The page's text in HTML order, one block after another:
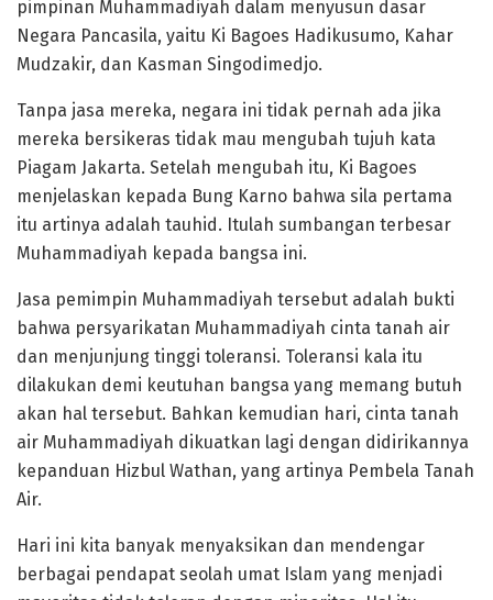
pimpinan Muhammadiyah dalam menyusun dasar
Negara Pancasila, yaitu Ki Bagoes Hadikusumo, Kahar
Mudzakir, dan Kasman Singodimedjo.
Tanpa jasa mereka, negara ini tidak pernah ada jika
mereka bersikeras tidak mau mengubah tujuh kata
Piagam Jakarta. Setelah mengubah itu, Ki Bagoes
menjelaskan kepada Bung Karno bahwa sila pertama
itu artinya adalah tauhid. Itulah sumbangan terbesar
Muhammadiyah kepada bangsa ini.
Jasa pemimpin Muhammadiyah tersebut adalah bukti
bahwa persyarikatan Muhammadiyah cinta tanah air
dan menjunjung tinggi toleransi. Toleransi kala itu
dilakukan demi keutuhan bangsa yang memang butuh
akan hal tersebut. Bahkan kemudian hari, cinta tanah
air Muhammadiyah dikuatkan lagi dengan didirikannya
kepanduan Hizbul Wathan, yang artinya Pembela Tanah
Air.
Hari ini kita banyak menyaksikan dan mendengar
berbagai pendapat seolah umat Islam yang menjadi